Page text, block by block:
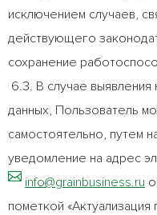
исключением случаев,
действующего
сохранение
6.3. В случае
данных, Пользователь
самостоятельно, путем
уведомление на адрес
info@grainbusiness.ru
пометкой